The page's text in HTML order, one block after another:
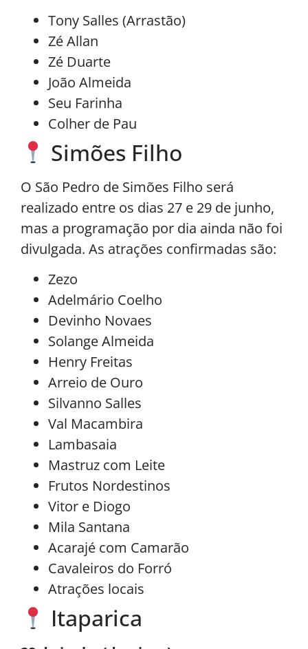
Tony Salles (Arrastão)
Zé Allan
Zé Duarte
João Almeida
Seu Farinha
Colher de Pau
Simões Filho
O São Pedro de Simões Filho será
realizado entre os dias 27 e 29 de junho,
mas a programação por dia ainda não foi
divulgada. As atrações confirmadas são:
Zezo
Adelmário Coelho
Devinho Novaes
Solange Almeida
Henry Freitas
Arreio de Ouro
Silvanno Salles
Val Macambira
Lambasaia
Mastruz com Leite
Frutos Nordestinos
Vitor e Diogo
Mila Santana
Acarajé com Camarão
Cavaleiros do Forró
Atrações locais
Itaparica